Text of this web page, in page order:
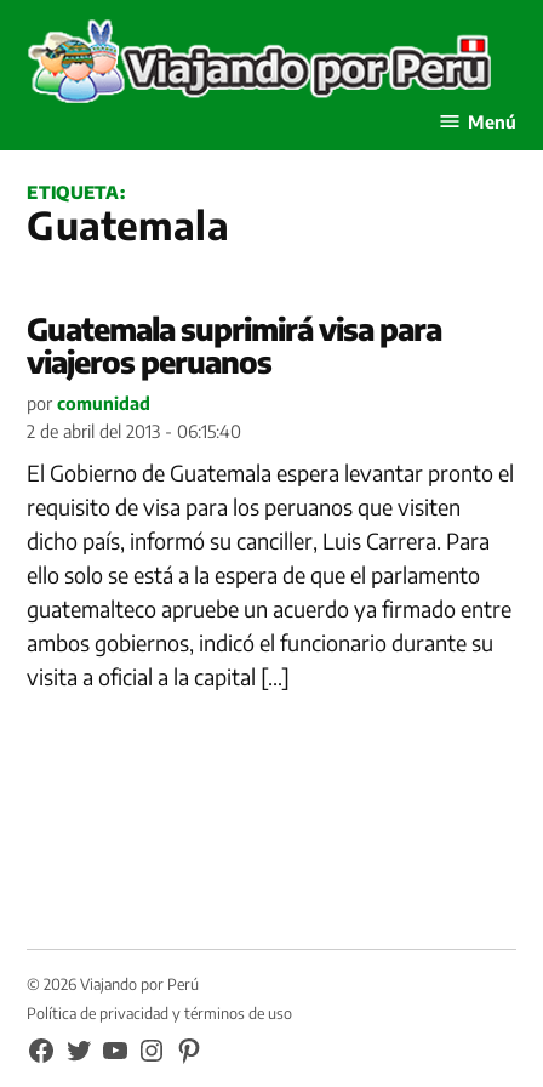
contenido
Menú
ETIQUETA:
Guatemala
Guatemala suprimirá visa para
viajeros peruanos
por comunidad
2 de abril del 2013 - 06:15:40
El Gobierno de Guatemala espera levantar pronto el
requisito de visa para los peruanos que visiten
dicho país, informó su canciller, Luis Carrera. Para
ello solo se está a la espera de que el parlamento
guatemalteco apruebe un acuerdo ya firmado entre
ambos gobiernos, indicó el funcionario durante su
visita a oficial a la capital […]
© 2026 Viajando por Perú
Política de privacidad y términos de uso
FB
TW YouTubeInstagramPinterest